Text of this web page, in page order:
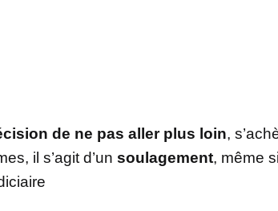
de ne pas aller plus loin,
il s’agit d’un soulagement, même